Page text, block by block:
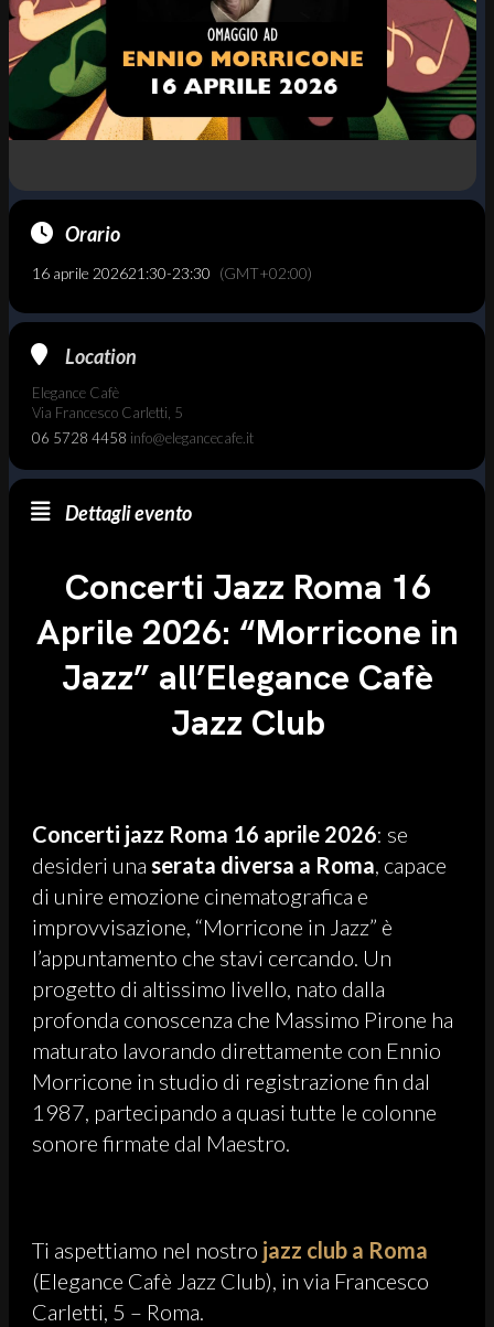
Orario
16 aprile 202621:30-23:30 (GMT+02:00)
Location
Elegance Cafè
Via Francesco Carletti, 5
06 5728 4458 info@elegancecafe.it
Dettagli evento
Concerti Jazz Roma 16
Aprile 2026: “Morricone in
Jazz” all’Elegance Cafè
Jazz Club
Concerti jazz Roma 16 aprile 2026: se
desideri una serata diversa a Roma , capace
di unire emozione cinematografica e
improvvisazione, “Morricone in Jazz” è
l’appuntamento che stavi cercando. Un
progetto di altissimo livello, nato dalla
profonda conoscenza che Massimo Pirone ha
maturato lavorando direttamente con Ennio
Morricone in studio di registrazione fin dal
1987, partecipando a quasi tutte le colonne
sonore firmate dal Maestro.
Ti aspettiamo nel nostro jazz club a Roma
(Elegance Cafè Jazz Club), in via Francesco
Carletti, 5 – Roma.